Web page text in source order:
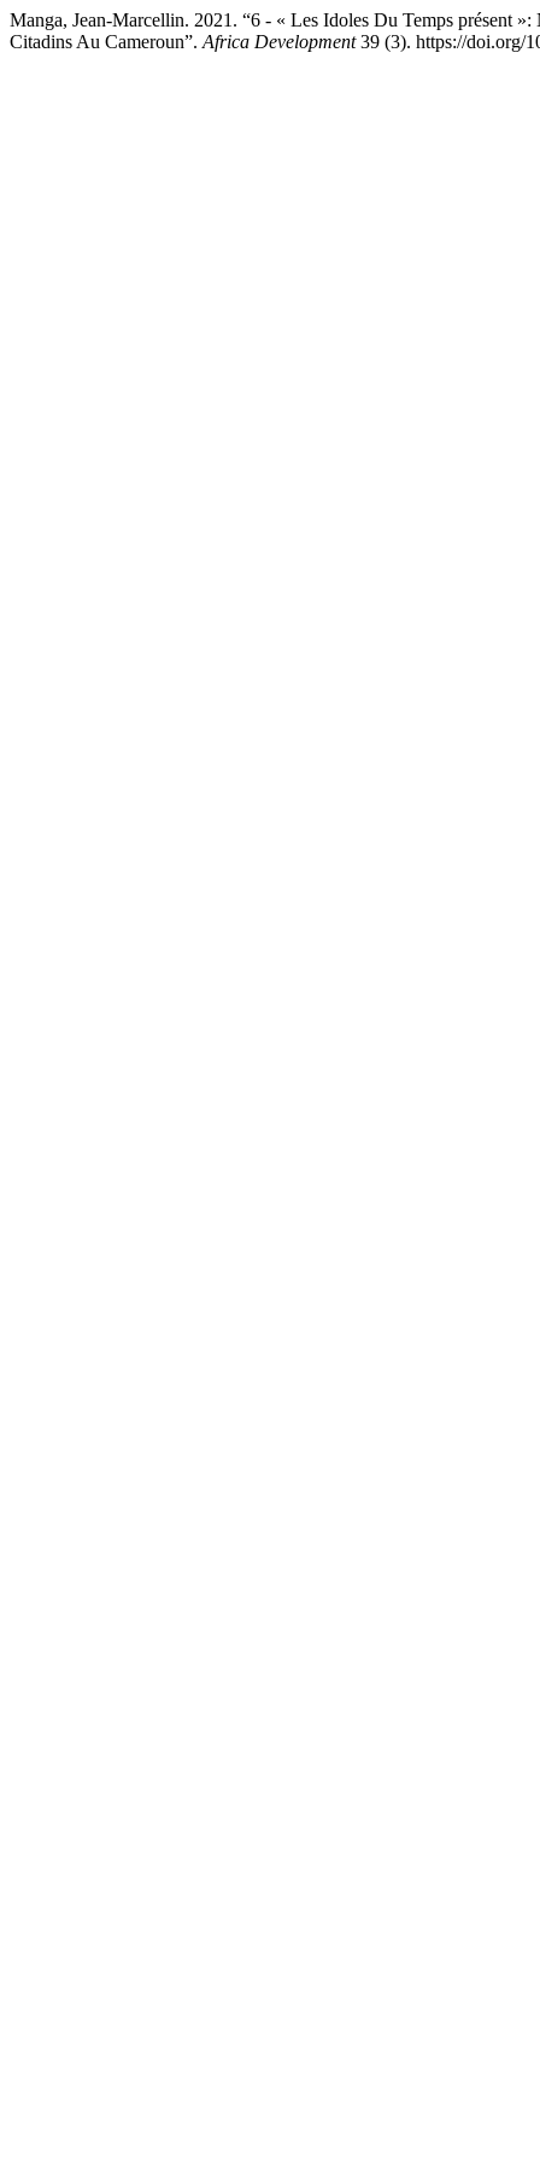
Manga, Jean-Marcellin. 2021. “6 - « Les Idoles Du Temps présent
Citadins Au Cameroun”. Africa Development39 (3). https://doi.org/